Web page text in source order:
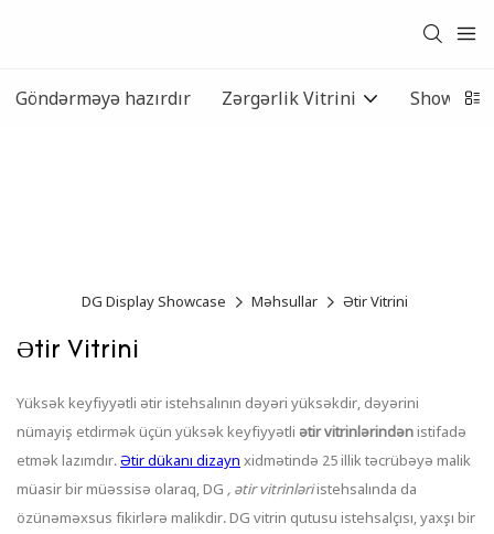
Göndərməyə hazırdır Zərgərlik Vitrini
DG Display Showcase Məhsullar Ətir Vitrini
Ətir Vitrini
Yüksək keyfiyyətli ətir istehsalının dəyəri yüksəkdir, dəyərini
nümayiş etdirmək üçün yüksək keyfiyyətli ətirvitrinlərindənistifadə
etmək lazımdır.Ətir dükanı dizayn xidmətində 25 illik təcrübəyə malik
müasir bir müəssisə olaraq, DG , ətir vitrinləriistehsalında da
özünəməxsus fikirlərə malikdir. DG vitrin qutusu istehsalçısı, yaxşı bir